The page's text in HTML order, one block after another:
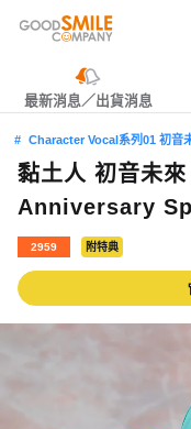
最新消息／出貨消息
Character Vocal系列01 初音
黏土人 初音未
Anniversary
2959 附特典